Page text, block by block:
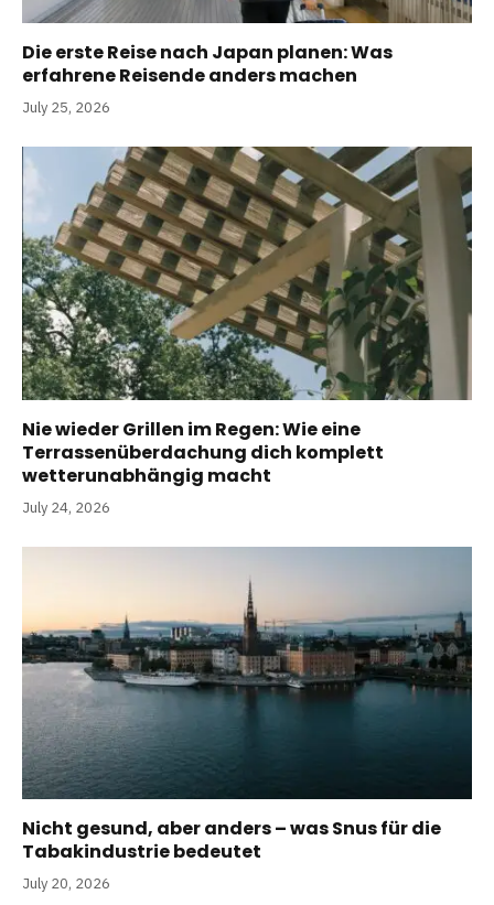
Die erste Reise nach Japan planen: Was
erfahrene Reisende anders machen
July 25, 2026
Nie wieder Grillen im Regen: Wie eine
Terrassenüberdachung dich komplett
wetterunabhängig macht
July 24, 2026
Nicht gesund, aber anders – was Snus für die
Tabakindustrie bedeutet
July 20, 2026